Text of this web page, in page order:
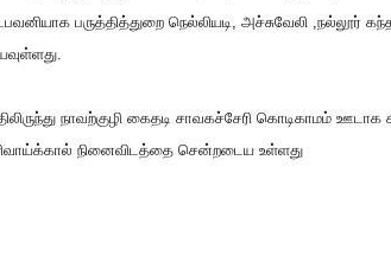
பருத்தித்துறை நெல்லியடி, அச்சுவேலி
நாவற்குழி கைதடி சாவகச்சேரி கொடிகாமம்
நினைவிடத்தை சென்றடைய உள்ளது